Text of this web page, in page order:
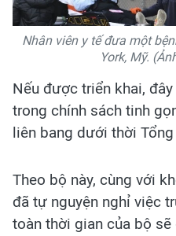
Nhân viên y tế đưa một
York, Mỹ.
Nếu được triển khai,
trong chính sách tinh
liên bang dưới thời
Theo bộ này, cùng với
đã tự nguyện nghỉ việc
toàn thời gian của bộ